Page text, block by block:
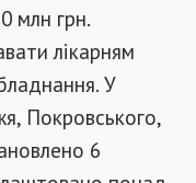
млн грн.
лікарням
У
Покровського,
6